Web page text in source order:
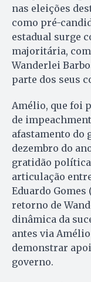
nas eleições
como pré-
estadual surge
majoritária,
Wanderlei
parte dos seus
Amélio, que foi
de
afastamento do
dezembro do
gratidão política
articulação
Eduardo Gomes
retorno de
dinâmica da
antes via
demonstrar
governo.